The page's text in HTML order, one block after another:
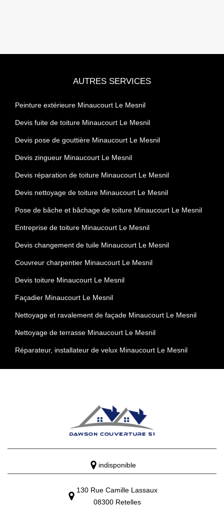
AUTRES SERVICES
Peinture extérieure Minaucourt Le Mesnil
Devis fuite de toiture Minaucourt Le Mesnil
Devis pose de gouttière Minaucourt Le Mesnil
Devis zingueur Minaucourt Le Mesnil
Devis réparation de toiture Minaucourt Le Mesnil
Devis nettoyage de toiture Minaucourt Le Mesnil
Pose de bâche et bâchage de toiture Minaucourt Le Mesnil
Entreprise de toiture Minaucourt Le Mesnil
Devis changement de tuile Minaucourt Le Mesnil
Couvreur charpentier Minaucourt Le Mesnil
Devis toiture Minaucourt Le Mesnil
Façadier Minaucourt Le Mesnil
Nettoyage et ravalement de façade Minaucourt Le Mesnil
Nettoyage de terrasse Minaucourt Le Mesnil
Réparateur, installateur de velux Minaucourt Le Mesnil
indisponible
130 Rue Camille Lassaux
08300 Retelles